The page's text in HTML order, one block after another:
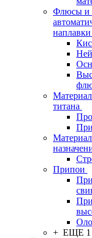
Флюсы и
наплавки
титана
Припои
+ ЕЩЕ 1